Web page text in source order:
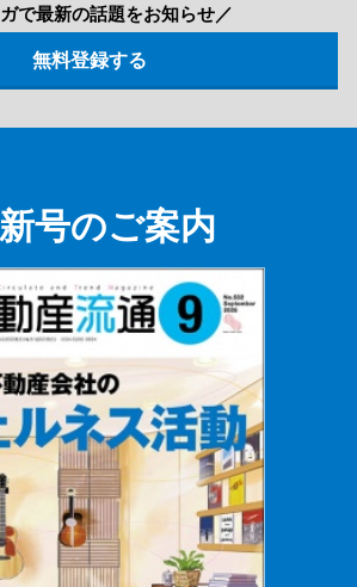
で最新の話題をお知らせ／
号のご案内